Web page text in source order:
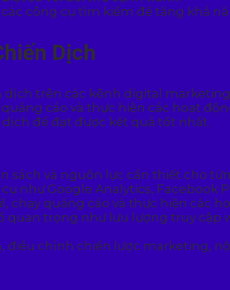
các công cụ tìm kiếm để tăng khả
Dịch
trên các kênh digital
cáo và thực hiện các hoạt
để đạt được kết quả tốt nhất.
sách và nguồn lực cần thiết cho
như Google Analytics, Facebook
chạy quảng cáo và thực hiện các
quan trọng như lưu lượng truy
điều chỉnh chiến lược marketing,